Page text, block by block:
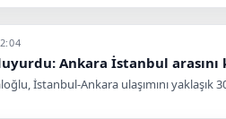
Ankara İstanbul
İstanbul-Ankara ulaşımını yaklaşık